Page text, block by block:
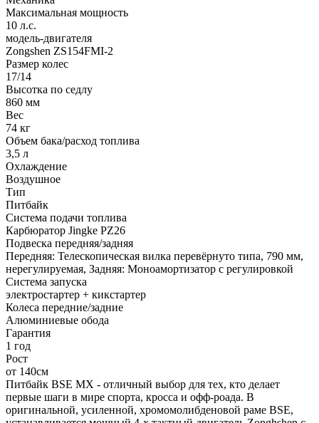
Максимальная мощность
10 л.с.
модель-двигателя
Zongshen ZS154FMI-2
Размер колес
17/14
Высотка по седлу
860 мм
Вес
74 кг
Объем бака/расход топлива
3,5 л
Охлаждение
Воздушное
Тип
Питбайк
Система подачи топлива
Карбюратор Jingke PZ26
Подвеска передняя/задняя
Передняя: Телескопическая вилка перевёрнуто типа, 790 мм,
нерегулируемая, Задняя: Моноамортизатор с регулировкой
Система запуска
электростартер + кикстартер
Колеса передние/задние
Алюминиевые обода
Гарантия
1 год
Рост
от 140см
Питбайк BSE MX - отличный выбор для тех, кто делает
первые шаги в мире спорта, кросса и офф-роада. В
оригинальной, усиленной, хромомолибденовой раме BSE,